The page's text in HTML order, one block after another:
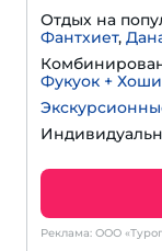
Отдых на
Фантхиет,
Фукуок +
Реклама: ООО